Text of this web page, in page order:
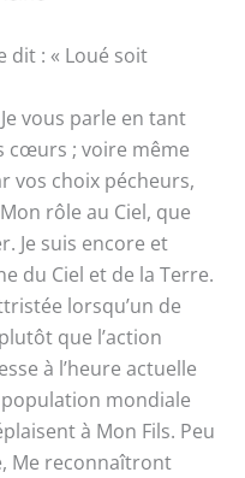
dit : « Loué soit
vous parle en tant
cœurs ; voire même
vos choix pécheurs,
rôle au Ciel, que
Je suis encore et
du Ciel et de la Terre.
lorsqu’un de
que l’action
à l’heure actuelle
mondiale
à Mon Fils. Peu
Me reconnaîtront